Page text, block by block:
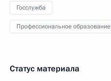
Госслужба
Профессиональное образование
Статус материала